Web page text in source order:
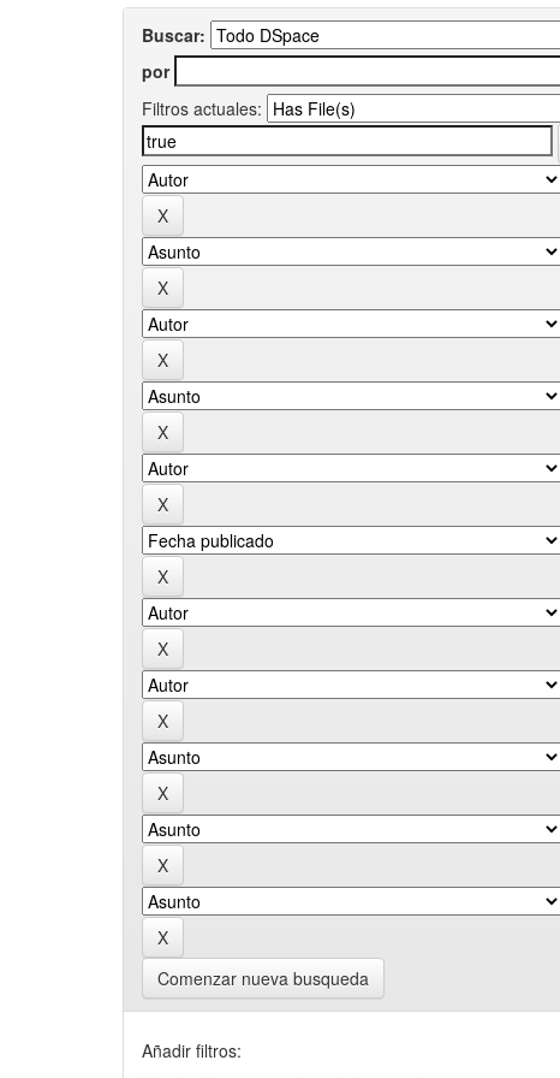
Buscar:
por
Filtros actuales:
Comenzar nueva busqueda
Añadir filtros: